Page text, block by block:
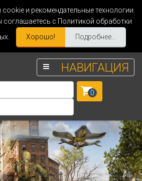
и рекомендательные технологии.
соглашаетесь с Политикой обработки
Хорошо! Подробнее...
НАВИГАЦИЯ
0